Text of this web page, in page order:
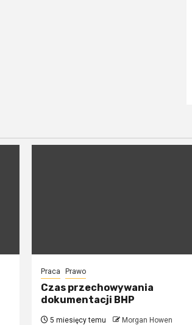
Praca Prawo
Czas przechowywania
dokumentacji BHP
5 miesięcy temu Morgan Howen